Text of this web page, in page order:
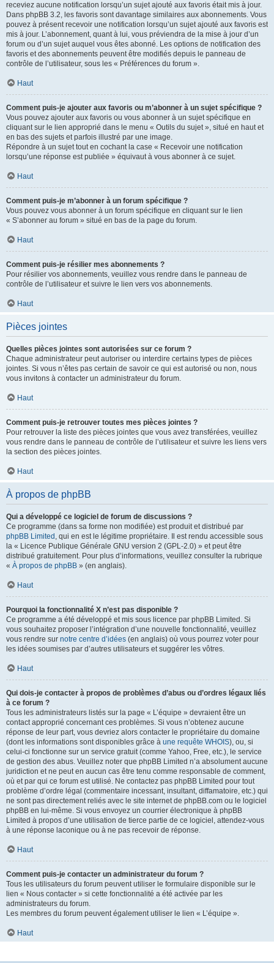
receviez aucune notification lorsqu’un sujet ajouté aux favoris était mis à jour.
Dans phpBB 3.2, les favoris sont davantage similaires aux abonnements. Vous
pouvez à présent recevoir une notification lorsqu’un sujet ajouté aux favoris est
mis à jour. L’abonnement, quant à lui, vous préviendra de la mise à jour d’un
forum ou d’un sujet auquel vous êtes abonné. Les options de notification des
favoris et des abonnements peuvent être modifiés depuis le panneau de
contrôle de l’utilisateur, sous les « Préférences du forum ».
Haut
Comment puis-je ajouter aux favoris ou m’abonner à un sujet spécifique ?
Vous pouvez ajouter aux favoris ou vous abonner à un sujet spécifique en
cliquant sur le lien approprié dans le menu « Outils du sujet », situé en haut et
en bas des sujets et parfois illustré par une image.
Répondre à un sujet tout en cochant la case « Recevoir une notification
lorsqu’une réponse est publiée » équivaut à vous abonner à ce sujet.
Haut
Comment puis-je m’abonner à un forum spécifique ?
Vous pouvez vous abonner à un forum spécifique en cliquant sur le lien
« S’abonner au forum » situé en bas de la page du forum.
Haut
Comment puis-je résilier mes abonnements ?
Pour résilier vos abonnements, veuillez vous rendre dans le panneau de
contrôle de l’utilisateur et suivre le lien vers vos abonnements.
Haut
Pièces jointes
Quelles pièces jointes sont autorisées sur ce forum ?
Chaque administrateur peut autoriser ou interdire certains types de pièces
jointes. Si vous n’êtes pas certain de savoir ce qui est autorisé ou non, nous
vous invitons à contacter un administrateur du forum.
Haut
Comment puis-je retrouver toutes mes pièces jointes ?
Pour retrouver la liste des pièces jointes que vous avez transférées, veuillez
vous rendre dans le panneau de contrôle de l’utilisateur et suivre les liens vers
la section des pièces jointes.
Haut
À propos de phpBB
Qui a développé ce logiciel de forum de discussions ?
Ce programme (dans sa forme non modifiée) est produit et distribué par
phpBB Limited , qui en est le légitime propriétaire. Il est rendu accessible sous
la « Licence Publique Générale GNU version 2 (GPL-2.0) » et peut être
distribué gratuitement. Pour plus d’informations, veuillez consulter la rubrique
« À propos de phpBB » (en anglais).
Haut
Pourquoi la fonctionnalité X n’est pas disponible ?
Ce programme a été développé et mis sous licence par phpBB Limited. Si
vous souhaitez proposer l’intégration d’une nouvelle fonctionnalité, veuillez
vous rendre sur notre centre d’idées (en anglais) où vous pourrez voter pour
les idées soumises par d’autres utilisateurs et suggérer les vôtres.
Haut
Qui dois-je contacter à propos de problèmes d’abus ou d’ordres légaux liés
à ce forum ?
Tous les administrateurs listés sur la page « L’équipe » devraient être un
contact approprié concernant ces problèmes. Si vous n’obtenez aucune
réponse de leur part, vous devriez alors contacter le propriétaire du domaine
(dont les informations sont disponibles grâce à une requête WHOIS), ou, si
celui-ci fonctionne sur un service gratuit (comme Yahoo, Free, etc.), le service
de gestion des abus. Veuillez noter que phpBB Limited n’a absolument aucune
juridiction et ne peut en aucun cas être tenu comme responsable de comment,
où et par qui ce forum est utilisé. Ne contactez pas phpBB Limited pour tout
problème d’ordre légal (commentaire incessant, insultant, diffamatoire, etc.) qui
ne sont pas directement reliés avec le site internet de phpBB.com ou le logiciel
phpBB en lui-même. Si vous envoyez un courrier électronique à phpBB
Limited à propos d’une utilisation de tierce partie de ce logiciel, attendez-vous
à une réponse laconique ou à ne pas recevoir de réponse.
Haut
Comment puis-je contacter un administrateur du forum ?
Tous les utilisateurs du forum peuvent utiliser le formulaire disponible sur le
lien « Nous contacter » si cette fonctionnalité a été activée par les
administrateurs du forum.
Les membres du forum peuvent également utiliser le lien « L’équipe ».
Haut